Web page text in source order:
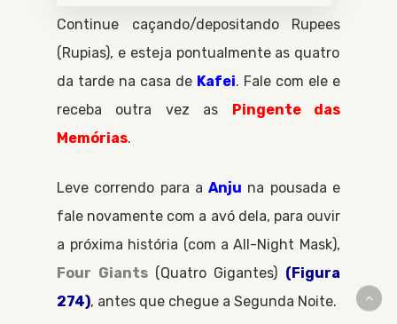
Continue caçando/depositando Rupees
Rupias , e esteja pontualmente as quatro
da tarde na casa de Kafei. Fale com ele e
receba outra vez as Pingente das
Memórias.
Leve correndo para aAnju na pousada e
fale novamente com a avó dela, para ouvir
a próxima história (com aAll-Night Mask),
Four Giants
Quatro Gigantes
(Figura
274), antes que chegue aSegunda Noite.